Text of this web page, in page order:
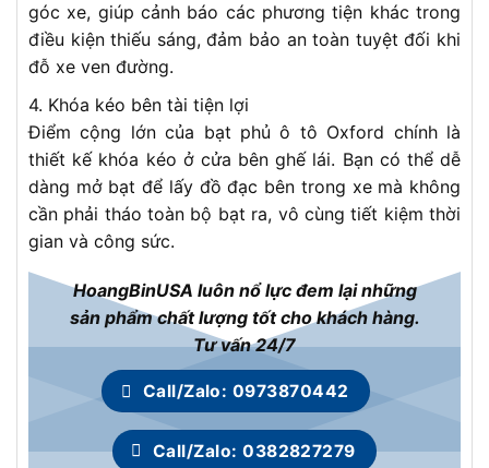
góc xe, giúp cảnh báo các phương tiện khác trong
điều kiện thiếu sáng, đảm bảo an toàn tuyệt đối khi
đỗ xe ven đường.
4. Khóa kéo bên tài tiện lợi
Điểm cộng lớn của bạt phủ ô tô Oxford chính là
thiết kế khóa kéo ở cửa bên ghế lái. Bạn có thể dễ
dàng mở bạt để lấy đồ đạc bên trong xe mà không
cần phải tháo toàn bộ bạt ra, vô cùng tiết kiệm thời
gian và công sức.
HoangBinUSA luôn nổ lực đem lại những
sản phẩm chất lượng tốt cho khách hàng.
Tư vấn 24/7
Call/Zalo: 0973870442
Call/Zalo: 0382827279